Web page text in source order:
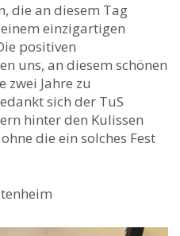
die an diesem Tag
einzigartigen
positiven
uns, an diesem schönen
zwei Jahre zu
sich der TuS
hinter den Kulissen
die ein solches Fest